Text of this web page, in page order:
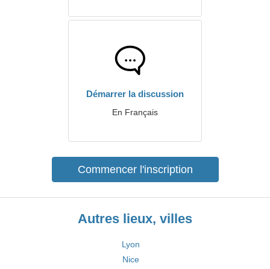
Démarrer la discussion
En Français
Commencer l'inscription
Autres lieux, villes
Lyon
Nice